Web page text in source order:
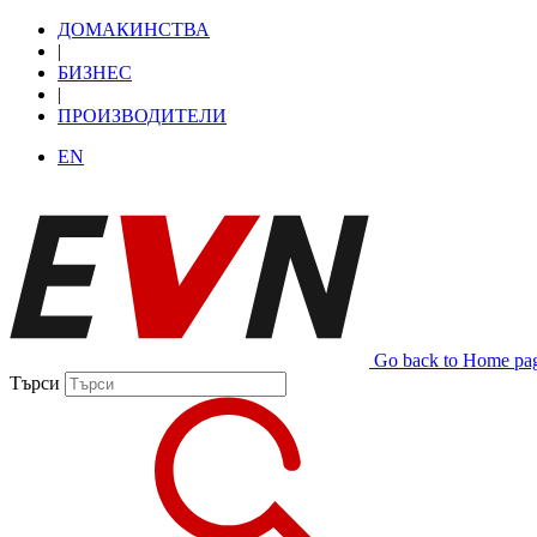
ДОМАКИНСТВА
|
БИЗНЕС
|
ПРОИЗВОДИТЕЛИ
EN
Go back to Home
Търси